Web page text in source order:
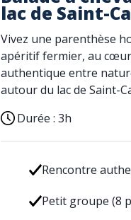
lac de Saint-
Vivez une parenthèse
apéritif fermier, au cœur
authentique entre
autour du lac de Saint-
Durée : 3h
Rencontre
Petit groupe (8